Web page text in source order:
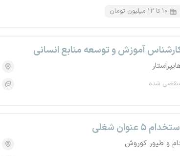
۱۰ تا ۱۲ میلیون تومان
آموزش و توسعه منابع انسانی
شده
۵ عنوان شغلی
و طیور کوروش